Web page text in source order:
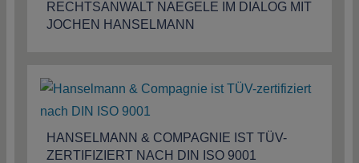
RECHTSANWALT NAEGELE IM DIALOG MIT
JOCHEN HANSELMANN
HANSELMANN & COMPAGNIE IST TÜV-
ZERTIFIZIERT NACH DIN ISO 9001